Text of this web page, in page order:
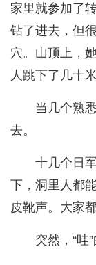
家里就参加了
钻了进去，但
穴。山顶上，
人跳下了几十
当几个熟
去。
十几个日
下，洞里人都
皮靴声。大家
突然，“哇